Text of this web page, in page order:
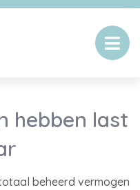
hebben last
beheerd vermogen